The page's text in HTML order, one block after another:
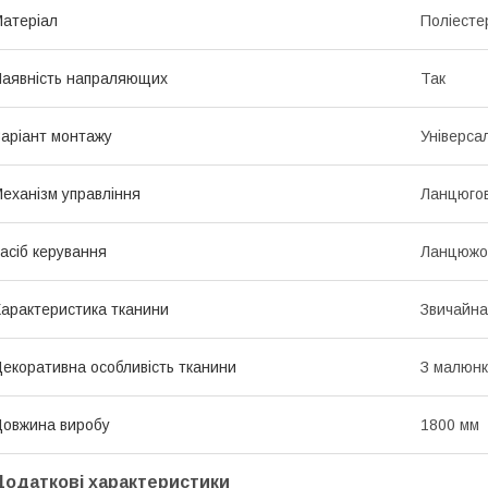
напраляющих Так
монтажу
управління
керування
тканини Звичайна
особливість тканини З
виробу 1800 мм
характеристики